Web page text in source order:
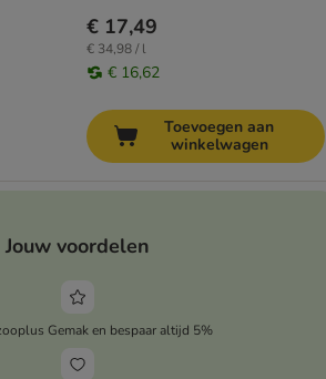
€ 17,49
€ 34,98 / l
€ 16,62
Toevoegen aan
winkelwagen
Jouw voordelen
Gemak en bespaar altijd 5%